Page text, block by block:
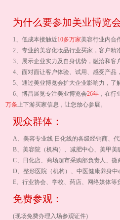
为什么要参加美业博览
1、低成本接触近10多万家美容行业内合
2、专业的美容化妆品行业买家，客户精
3、展示企业实力及自身优势，融洽和客
4、面对面让客户体验、试用、感受产品
5、通过美业博览会扩大企业影响力，了
6、博昌展览专注美业博览会26年 ，在行
万条 上下游买家信息，让您放心参展。
观众群体：
A、美容专业线 日化线的各级经销商、代
B、美容院（机构）、减肥中心、美甲美
C、日化店、商场超市采购部负责人、微
D、整形医院（机构）、中医健康养身中
E、行业协会、学校、药店、网络媒体等
免费参观：
(现场免费办理入场参观证件)